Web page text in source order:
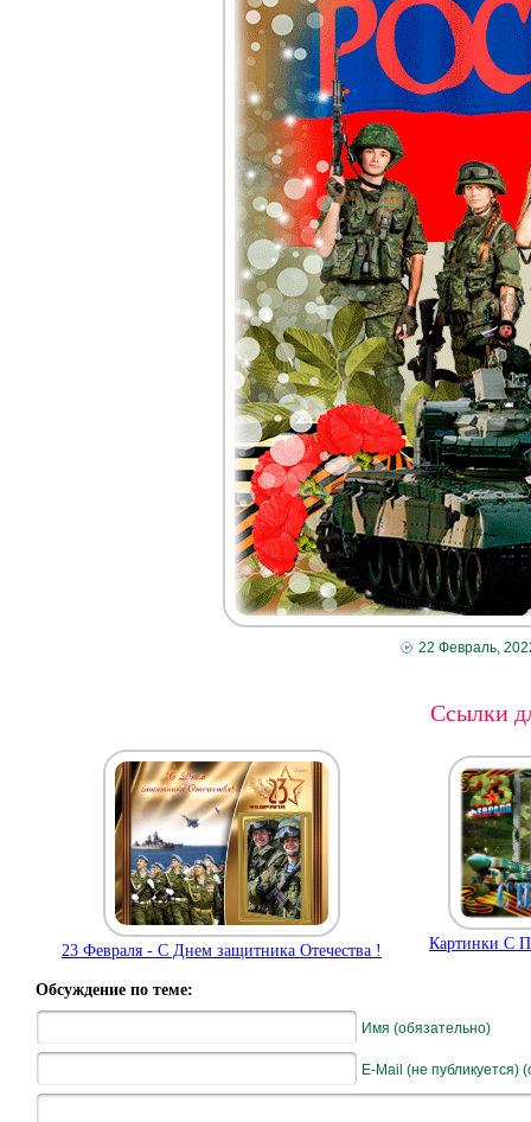
22 Февраль,
Ссылки
23 Февраля - С Днем защитника Отечества ! Картинки С
Обсуждение по теме:
Имя (обязательно)
E-Mail (не публикуется)